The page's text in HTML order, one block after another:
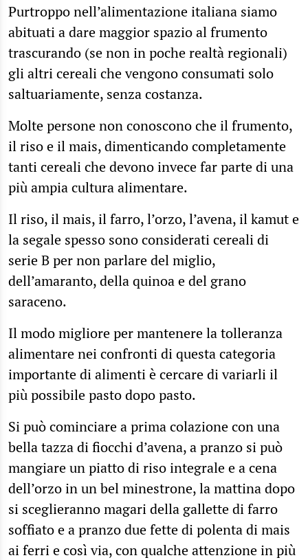
Purtroppo nell’alimentazione italiana siamo
abituati a dare maggior spazio al frumento
trascurando (se non in poche realtà regionali)
gli altri cereali che vengono consumati solo
saltuariamente, senza costanza.
Molte persone non conoscono che il frumento,
il riso e il mais, dimenticando completamente
tanti cereali che devono invece far parte di una
più ampia cultura alimentare.
Il riso, il mais, il farro, l’orzo, l’avena, il kamut e
la segale spesso sono considerati cereali di
serie B per non parlare del miglio,
dell’amaranto, della quinoa e del grano
saraceno.
Il modo migliore per mantenere la tolleranza
alimentare nei confronti di questa categoria
importante di alimenti è cercare di variarli il
più possibile pasto dopo pasto.
Si può cominciare a prima colazione con una
bella tazza di fiocchi d’avena, a pranzo si può
mangiare un piatto di riso integrale e a cena
dell’orzo in un bel minestrone, la mattina dopo
si sceglieranno magari della gallette di farro
soffiato e a pranzo due fette di polenta di mais
ai ferri e così via, con qualche attenzione in più